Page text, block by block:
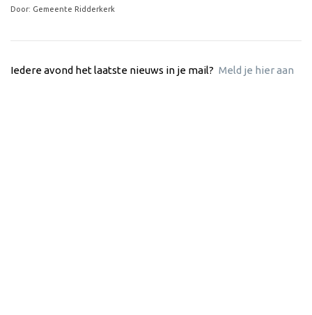
Door: Gemeente Ridderkerk
Iedere avond het laatste nieuws in je mail? Meld je hier aan